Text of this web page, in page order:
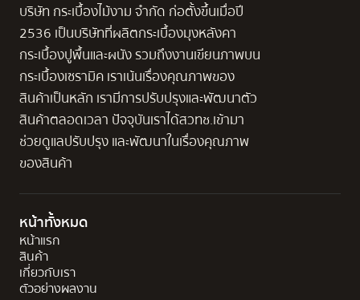
บริษัท กระเบื้องไม้งาม จำกัด ก่อตั้งขึ้นเมื่อปี
2536 เป็นบริษัทที่ผลิตกระเบื้องมุงหลังคา
กระเบื้องปูพื้นและผนัง รวมถึงงานเขียนภาพบน
กระเบื้องเซรามิค เราเน้นเรื่องคุณภาพของ
สินค้าเป็นหลัก เรามีการปรับปรุงและพัฒนาตัว
สินค้าตลอดเวลา ปัจจุบันเราได้สวทช.เข้ามา
ช่วยดูแลปรับปรุง และพัฒนาในเรื่องคุณภาพ
ของสินค้า
หน้าทั้งหมด
หน้าแรก
สินค้า
เกี่ยวกับเรา
ตัวอย่างผลงาน